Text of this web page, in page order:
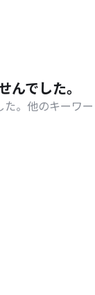
んでした。
。他のキーワー